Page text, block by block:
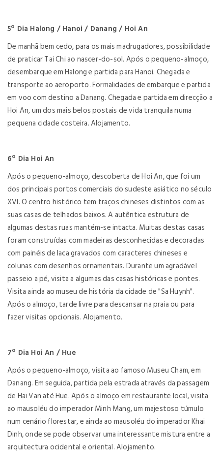
5º Dia Halong / Hanoi / Danang / Hoi An
De manhã bem cedo, para os mais madrugadores, possibilidade
de praticar Tai Chi ao nascer-do-sol. Após o pequeno-almoço,
desembarque em Halong e partida para Hanoi. Chegada e
transporte ao aeroporto. Formalidades de embarque e partida
em voo com destino a Danang. Chegada e partida em direcção a
Hoi An, um dos mais belos postais de vida tranquila numa
pequena cidade costeira. Alojamento.
6º Dia Hoi An
Após o pequeno-almoço, descoberta de Hoi An, que foi um
dos principais portos comerciais do sudeste asiático no século
XVI. O centro histórico tem traços chineses distintos com as
suas casas de telhados baixos. A autêntica estrutura de
algumas destas ruas mantém-se intacta. Muitas destas casas
foram construídas com madeiras desconhecidas e decoradas
com painéis de laca gravados com caracteres chineses e
colunas com desenhos ornamentais. Durante um agradável
passeio a pé, visita a algumas das casas históricas e pontes.
Visita ainda ao museu de história da cidade de "Sa Huynh".
Após o almoço, tarde livre para descansar na praia ou para
fazer visitas opcionais. Alojamento.
7º Dia Hoi An / Hue
Após o pequeno-almoço, visita ao famoso Museu Cham, em
Danang. Em seguida, partida pela estrada através da passagem
de Hai Van até Hue. Após o almoço em restaurante local, visita
ao mausoléu do imperador Minh Mang, um majestoso túmulo
num cenário florestar, e ainda ao mausoléu do imperador Khai
Dinh, onde se pode observar uma interessante mistura entre a
arquitectura ocidental e oriental. Alojamento.